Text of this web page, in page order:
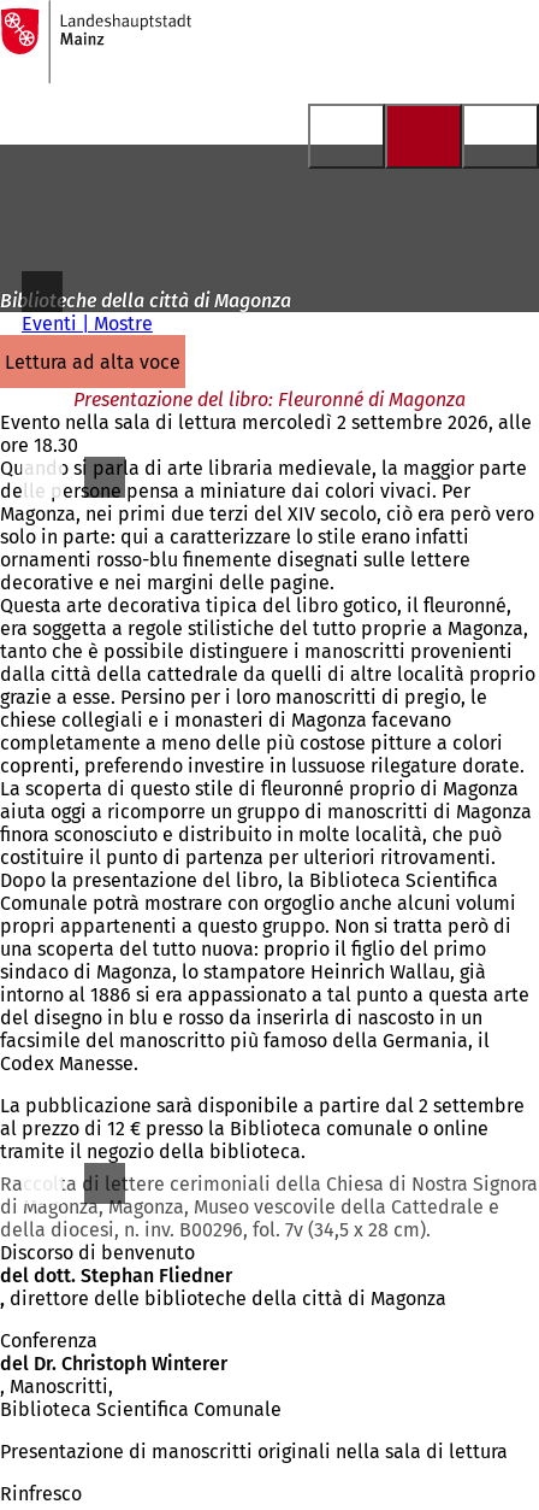
Vai al contenuto
Alla
pagina
iniziale
Biblioteche della città di Magonza
Eventi | Mostre
lettura ad alta voce
Presentazione del libro: Fleuronné di Magonza
Evento nella sala di lettura mercoledì 2 settembre 2026, alle
ore 18.30
Quando si parla di arte libraria medievale, la maggior parte
delle persone pensa a miniature dai colori vivaci. Per
Magonza, nei primi due terzi del XIV secolo, ciò era però vero
solo in parte: qui a caratterizzare lo stile erano infatti
ornamenti rosso-blu finemente disegnati sulle lettere
decorative e nei margini delle pagine.
Questa arte decorativa tipica del libro gotico, il fleuronné,
era soggetta a regole stilistiche del tutto proprie a Magonza,
tanto che è possibile distinguere i manoscritti provenienti
dalla città della cattedrale da quelli di altre località proprio
grazie a esse. Persino per i loro manoscritti di pregio, le
chiese collegiali e i monasteri di Magonza facevano
completamente a meno delle più costose pitture a colori
coprenti, preferendo investire in lussuose rilegature dorate.
La scoperta di questo stile di fleuronné proprio di Magonza
aiuta oggi a ricomporre un gruppo di manoscritti di Magonza
finora sconosciuto e distribuito in molte località, che può
costituire il punto di partenza per ulteriori ritrovamenti.
Dopo la presentazione del libro, la Biblioteca Scientifica
Comunale potrà mostrare con orgoglio anche alcuni volumi
propri appartenenti a questo gruppo. Non si tratta però di
una scoperta del tutto nuova: proprio il figlio del primo
sindaco di Magonza, lo stampatore Heinrich Wallau, già
intorno al 1886 si era appassionato a tal punto a questa arte
del disegno in blu e rosso da inserirla di nascosto in un
facsimile del manoscritto più famoso della Germania, il
Codex Manesse.
La pubblicazione sarà disponibile a partire dal 2 settembre
al prezzo di 12 € presso la Biblioteca comunale o online
tramite il negozio della biblioteca.
Raccolta di lettere cerimoniali della Chiesa di Nostra Signora
di Magonza, Magonza, Museo vescovile della Cattedrale e
della diocesi, n. inv. B00296, fol. 7v (34,5 x 28 cm).
Discorso di benvenuto
del dott. Stephan Fliedner
, direttore delle biblioteche della città di Magonza
Conferenza
del Dr. Christoph Winterer
, Manoscritti,
Biblioteca Scientifica Comunale
Presentazione di manoscritti originali nella sala di lettura
Rinfresco